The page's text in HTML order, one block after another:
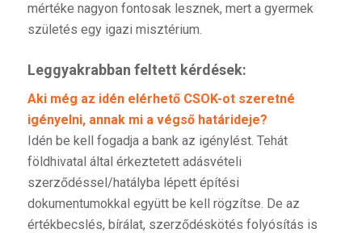
mértéke nagyon fontosak lesznek, mert a gyermek
születés egy igazi misztérium.
Leggyakrabban feltett kérdések:
Aki még az idén elérhető CSOK-ot szeretné
igényelni, annak mi a végső határideje?
Idén be kell fogadja a bank az igénylést. Tehát
földhivatal által érkeztetett adásvételi
szerződéssel/hatályba lépett építési
dokumentumokkal együtt be kell rögzítse. De az
értékbecslés, bírálat, szerződéskötés folyósítás is